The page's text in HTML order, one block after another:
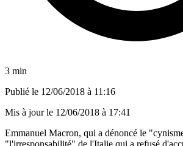
3 min
Publié le 12/06/2018 à 11:16
Mis à jour le 12/06/2018 à 17:41
Emmanuel Macron, qui a dénoncé le
"l'irresponsabilité" de l'Italie qui a refusé